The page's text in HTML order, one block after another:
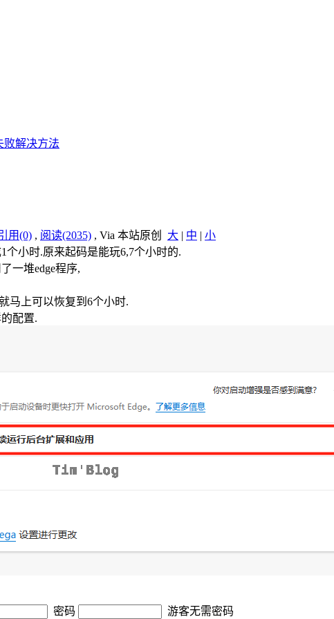
败解决方法
用(0) , 阅读(2035) , Via 本站原创 大 | 中 | 小
个小时.原来起码是能玩6,7个小时的.
一堆edge程序,
马上可以恢复到6个小时.
配置.
密码 游客无需密码